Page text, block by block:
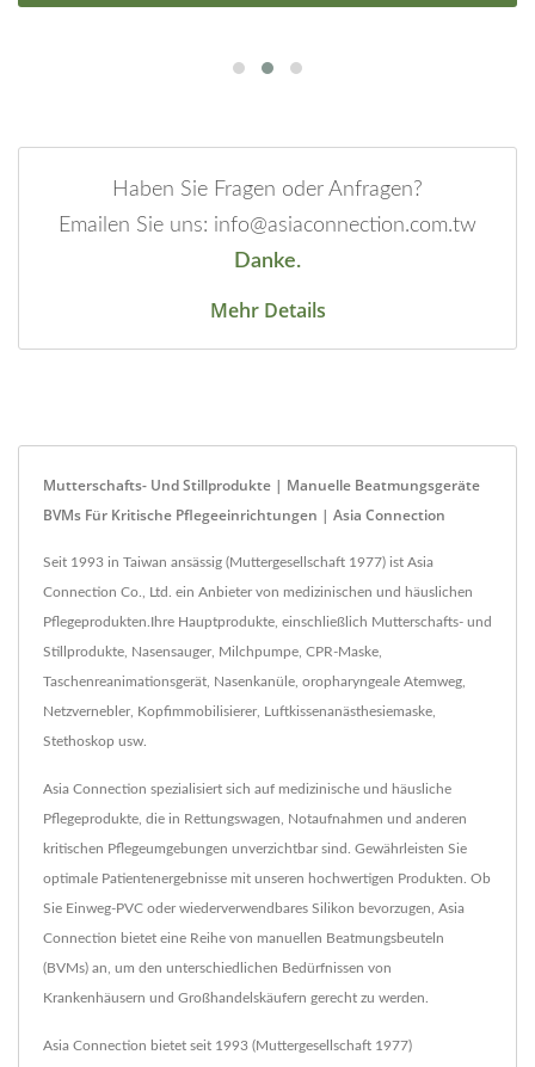
Haben Sie Fragen oder Anfragen?
Emailen Sie uns: info@asiaconnection.com.tw
Danke.
Mehr Details
Mutterschafts- Und Stillprodukte | Manuelle Beatmungsgeräte
BVMs Für Kritische Pflegeeinrichtungen | Asia Connection
Seit 1993 in Taiwan ansässig (Muttergesellschaft 1977) ist Asia
Connection Co., Ltd. ein Anbieter von medizinischen und häuslichen
Pflegeprodukten.Ihre Hauptprodukte, einschließlich Mutterschafts- und
Stillprodukte, Nasensauger, Milchpumpe, CPR-Maske,
Taschenreanimationsgerät, Nasenkanüle, oropharyngeale Atemweg,
Netzvernebler, Kopfimmobilisierer, Luftkissenanästhesiemaske,
Stethoskop usw.
Asia Connection spezialisiert sich auf medizinische und häusliche
Pflegeprodukte, die in Rettungswagen, Notaufnahmen und anderen
kritischen Pflegeumgebungen unverzichtbar sind. Gewährleisten Sie
optimale Patientenergebnisse mit unseren hochwertigen Produkten. Ob
Sie Einweg-PVC oder wiederverwendbares Silikon bevorzugen, Asia
Connection bietet eine Reihe von manuellen Beatmungsbeuteln
(BVMs) an, um den unterschiedlichen Bedürfnissen von
Krankenhäusern und Großhandelskäufern gerecht zu werden.
Asia Connection bietet seit 1993 (Muttergesellschaft 1977)